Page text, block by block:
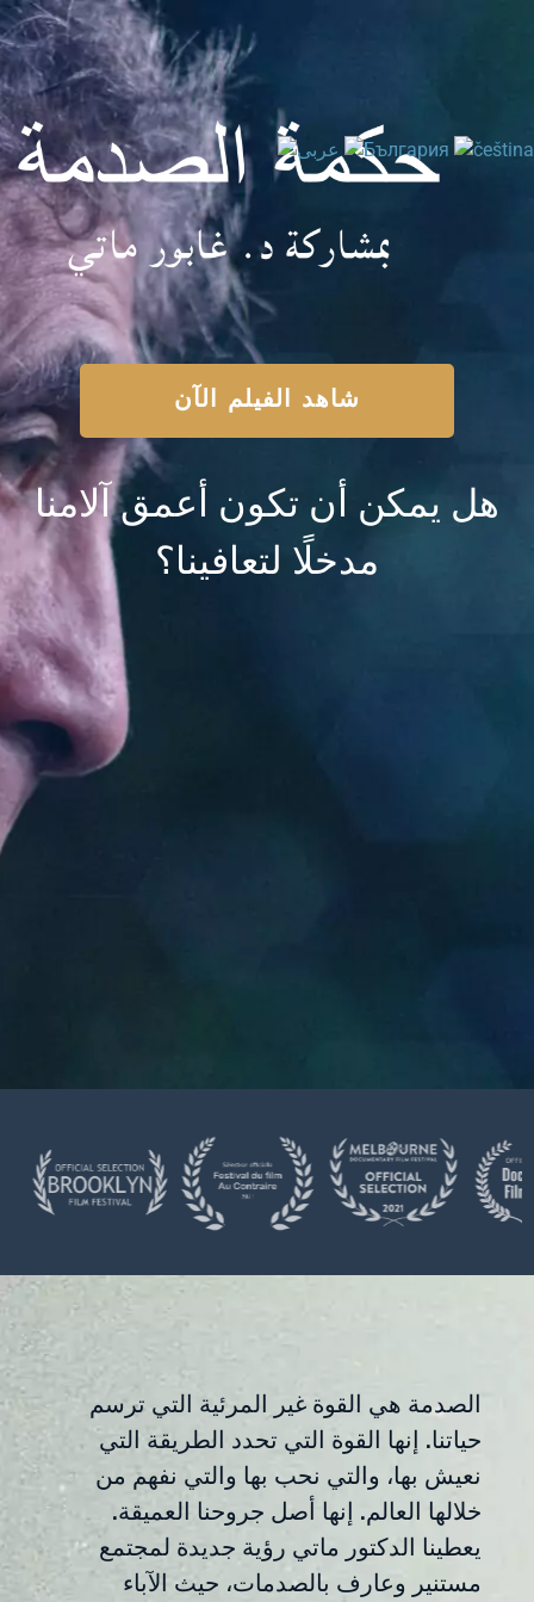
شاهد الفيلم الآن
هل يمكن أن تكون أعمق آلامنا
مدخلًا لتعافينا؟
الصدمة هي القوة غير المرئية التي ترسم
حياتنا. إنها القوة التي تحدد الطريقة التي
نعيش بها، والتي نحب بها والتي نفهم من
خلالها العالم. إنها أصل جروحنا العميقة.
يعطينا الدكتور ماتي رؤية جديدة لمجتمع
مستنير وعارف بالصدمات، حيث الآباء